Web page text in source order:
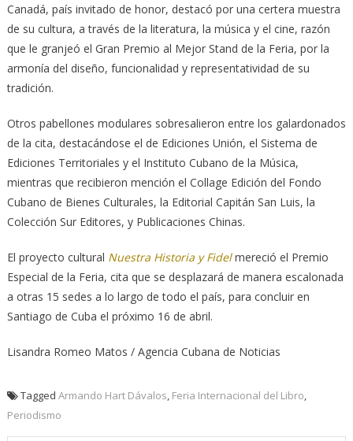
Canadá, país invitado de honor, destacó por una certera muestra
de su cultura, a través de la literatura, la música y el cine, razón
que le granjeó el Gran Premio al Mejor Stand de la Feria, por la
armonía del diseño, funcionalidad y representatividad de su
tradición.
Otros pabellones modulares sobresalieron entre los galardonados
de la cita, destacándose el de Ediciones Unión, el Sistema de
Ediciones Territoriales y el Instituto Cubano de la Música,
mientras que recibieron mención el Collage Edición del Fondo
Cubano de Bienes Culturales, la Editorial Capitán San Luis, la
Colección Sur Editores, y Publicaciones Chinas.
El proyecto cultural Nuestra Historia y Fidelmereció el Premio
Especial de la Feria, cita que se desplazará de manera escalonada
a otras 15 sedes a lo largo de todo el país, para concluir en
Santiago de Cuba el próximo 16 de abril.
Lisandra Romeo Matos / Agencia Cubana de Noticias
Tagged Armando Hart Dávalos, Feria Internacional del Libro,
Periodismo